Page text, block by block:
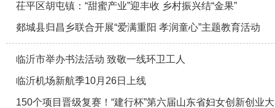
茌平区胡屯镇：“甜蜜产业”迎丰收 乡村振兴结“金果”
郯城县归昌乡联合开展“爱满重阳 孝润童心”主题教育活动
临沂市举办书法活动 致敬一线环卫工人
临沂机场新航季10月26日上线
150个项目晋级复赛！“建行杯”第六届山东省妇女创新创业